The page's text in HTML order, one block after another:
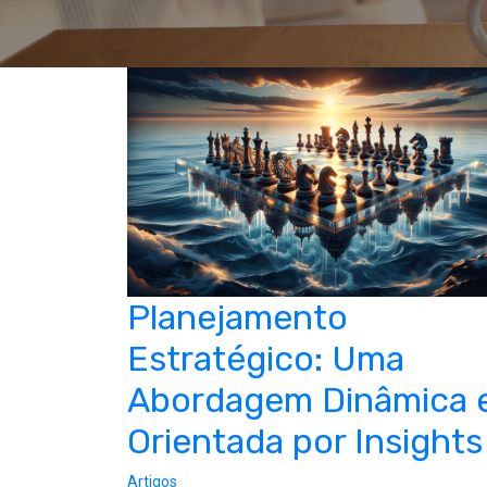
Planejamento
Estratégico: Uma
Abordagem Dinâmica
Orientada por Insights
Artigos